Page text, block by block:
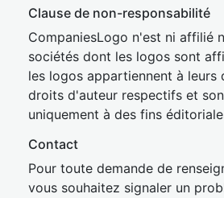
Clause de non-responsabilité
CompaniesLogo n'est ni affilié
sociétés dont les logos sont
les logos appartiennent à leurs
droits d'auteur respectifs et
uniquement à des fins
Contact
Pour toute demande de
vous souhaitez signaler un